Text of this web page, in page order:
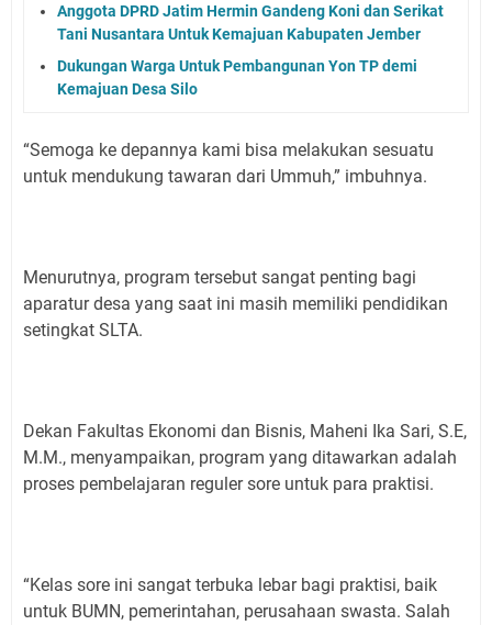
Anggota DPRD Jatim Hermin Gandeng Koni dan Serikat
Tani Nusantara Untuk Kemajuan Kabupaten Jember
Dukungan Warga Untuk Pembangunan Yon TP demi
Kemajuan Desa Silo
“Semoga ke depannya kami bisa melakukan sesuatu
untuk mendukung tawaran dari Ummuh,” imbuhnya.
Menurutnya, program tersebut sangat penting bagi
aparatur desa yang saat ini masih memiliki pendidikan
setingkat SLTA.
Dekan Fakultas Ekonomi dan Bisnis, Maheni Ika Sari, S.E,
M.M., menyampaikan, program yang ditawarkan adalah
proses pembelajaran reguler sore untuk para praktisi.
“Kelas sore ini sangat terbuka lebar bagi praktisi, baik
untuk BUMN, pemerintahan, perusahaan swasta. Salah